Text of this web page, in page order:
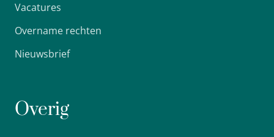
Vacatures
Overname rechten
Nieuwsbrief
Overig